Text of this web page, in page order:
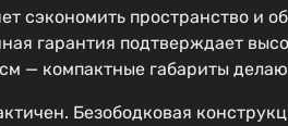
сэкономить пространство и
гарантия подтверждает
— компактные габариты
Безободковая